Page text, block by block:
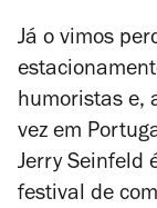
Já o vimos
humoristas e,
vez em
Jerry Seinfeld
festival de